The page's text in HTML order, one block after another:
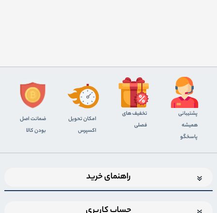
پشتیبانی
همیشه
پاسخگو
تخفیف های
فصلی
اﻣﮑﺎن ﺗﺤﻮﯾﻞ
اﮐﺴﭙﺮس
ضمانت اصل
بودن کالا
راهنمای خرید